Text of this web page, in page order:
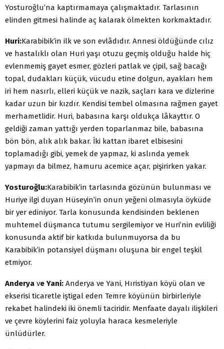
Yosturoğlu’na kaptırmamaya çalışmaktadır. Tarlasının
elinden gitmesi halinde aç kalarak ölmekten korkmaktadır.
Huri:Karabibik’in ilk ve son evlâdıdır. Annesi öldüğünde cılız
ve hastalıklı olan Huri yaşı otuzu geçmiş olduğu halde hiç
evlenmemiş gayet esmer, gözleri patlak ve çipil, sağ bacağı
topal, dudakları küçük, vücudu etine dolgun, ayakları hem
iri hem nasırlı, elleri küçük ve nazik, saçları kara ve dizlerine
kadar uzun bir kızdır. Kendisi tembel olmasına rağmen gayet
merhametlidir. Huri, babasına karşı oldukça lâkayttır. O
geldiği zaman yattığı yerden toparlanmaz bile, babasına
bön bön, alık alık bakar. İki kattan ibaret elbisesini
toplamadığı gibi, yemek de yapmaz, ki aslında yemek
yapmayı da bilmez, hamuru acemice açar, pişirirken yakar.
Yosturoğlu:Karabibik’in tarlasında gözünün bulunması ve
Huriye ilgi duyan Hüseyin’in onun yeğeni olmasıyla öyküde
bir yer ediniyor. Tarla konusunda kendisinden beklenen
muhtemel düşmanca tutumu sergilemiyor ve Huri’nin evliliği
konusunda aktif bir katkıda bulunmuyorsa da bu
Karabibik’in potansiyel düşmanı oluşuna bir engel teşkil
etmiyor.
Anderya ve Yani: Anderya ve Yani, Hıristiyan köyü olan ve
ekserisi ticaretle iştigal eden Temre köyünün birbirleriyle
rekabet halindeki iki önemli taciridir. Menfaate dayalı ilişkileri
ve çevre köylerini faiz yoluyla haraca kesmeleriyle
ünlüdürler.